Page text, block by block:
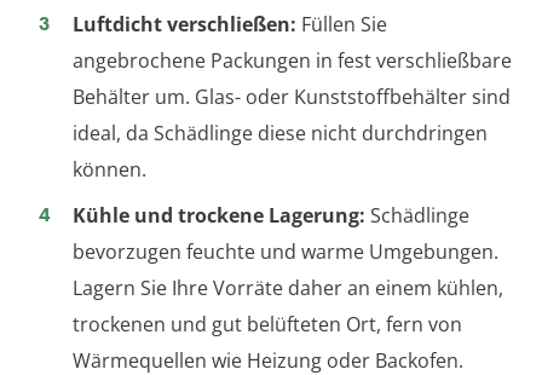
Luftdicht verschließen: Füllen Sie
angebrochene Packungen in fest verschließbare
Behälter um. Glas- oder Kunststoffbehälter sind
ideal, da Schädlinge diese nicht durchdringen
können.
Kühle und trockene Lagerung: Schädlinge
bevorzugen feuchte und warme Umgebungen.
Lagern Sie Ihre Vorräte daher an einem kühlen,
trockenen und gut belüfteten Ort, fern von
Wärmequellen wie Heizung oder Backofen.